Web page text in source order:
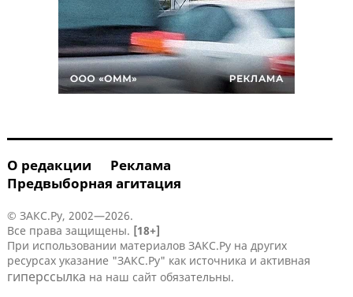
О редакции
Реклама
Предвыборная агитация
© ЗАКС.Ру, 2002—2026.
Все права защищены. [18+]
При использовании материалов ЗАКС.Ру на других
ресурсах указание "ЗАКС.Ру" как источника и активная
гиперссылка на наш сайт обязательны.